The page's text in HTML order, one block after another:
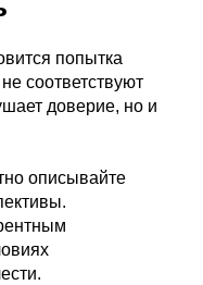
попытка
соответствуют
доверие, но и
описывайте